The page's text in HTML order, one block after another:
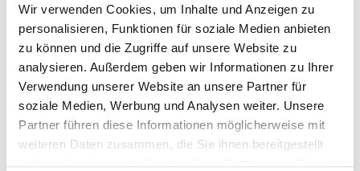
Wir verwenden Cookies, um Inhalte und Anzeigen zu
personalisieren, Funktionen für soziale Medien anbieten
zu können und die Zugriffe auf unsere Website zu
analysieren. Außerdem geben wir Informationen zu Ihrer
Verwendung unserer Website an unsere Partner für
soziale Medien, Werbung und Analysen weiter. Unsere
Partner führen diese Informationen möglicherweise mit
weiteren Daten zusammen, die Sie ihnen bereitgestellt